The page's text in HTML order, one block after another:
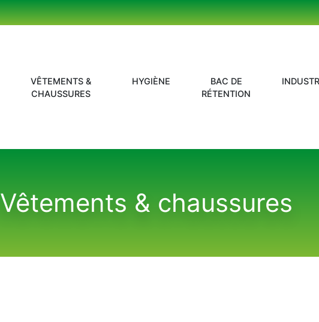
VÊTEMENTS &
CHAUSSURES
HYGIÈNE
BAC DE
RÉTENTION
Vêtements & chaussures